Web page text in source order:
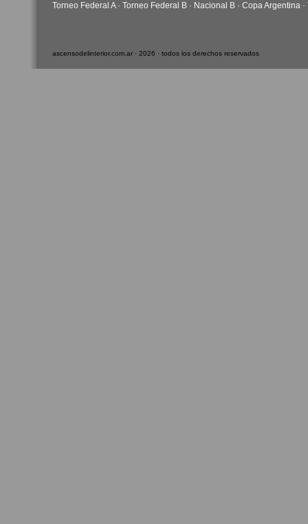
Torneo Federal A· Torneo Federal B · Nacional B · Copa Argentina ·
ascensodelinterior.com.ar · 2026 · todos los derechos reservados